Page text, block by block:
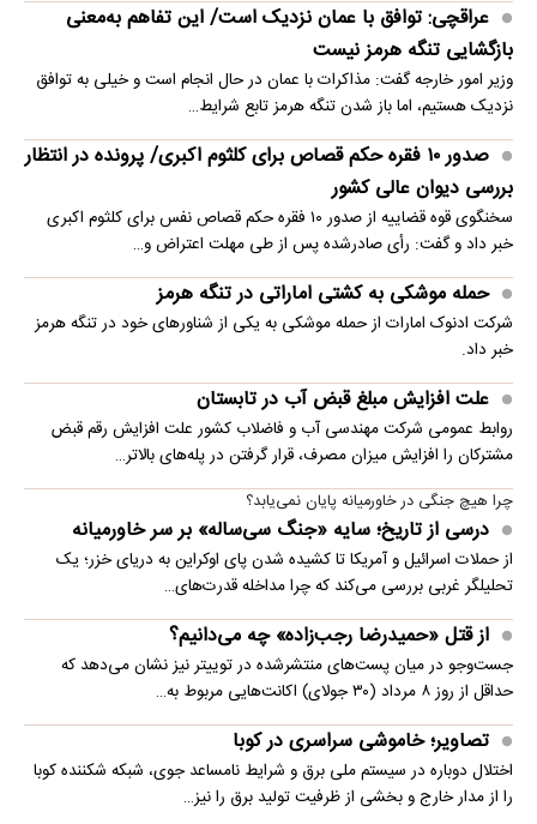
عراقچی: توافق با عمان نزدیک است/ این تفاهم به‌معنی
بازگشایی تنگه هرمز نیست
وزیر امور خارجه گفت: مذاکرات با عمان در حال انجام است و خیلی به توافق
نزدیک هستیم، اما باز شدن تنگه هرمز تابع شرایط…
صدور ۱۰ فقره حکم قصاص برای کلثوم اکبری/ پرونده در انتظار
بررسی دیوان عالی کشور
سخنگوی قوه قضاییه از صدور ۱۰ فقره حکم قصاص نفس برای کلثوم اکبری
خبر داد و گفت: رأی صادرشده پس از طی مهلت اعتراض و…
حمله موشکی به کشتی اماراتی در تنگه هرمز
شرکت ادنوک امارات از حمله موشکی به یکی از شناورهای خود در تنگه هرمز
خبر داد.
علت افزایش مبلغ قبض آب در تابستان
روابط عمومی شرکت مهندسی آب و فاضلاب کشور علت افزایش رقم قبض
مشترکان را افزایش میزان مصرف، قرار گرفتن در پله‌های بالاتر…
چرا هیچ جنگی در خاورمیانه پایان نمی‌یابد؟
درسی از تاریخ؛ سایه «جنگ سی‌ساله» بر سر خاورمیانه
از حملات اسرائیل و آمریکا تا کشیده شدن پای اوکراین به دریای خزر؛ یک
تحلیلگر غربی بررسی می‌کند که چرا مداخله قدرت‌های…
از قتل «حمیدرضا رجب‌زاده» چه می‌دانیم؟
جست‌وجو در میان پست‌های منتشرشده در توییتر نیز نشان می‌دهد که
حداقل از روز ۸ مرداد (۳۰ جولای) اکانت‌هایی مربوط به…
تصاویر؛ خاموشی سراسری در کوبا
اختلال دوباره در سیستم ملی برق و شرایط نامساعد جوی، شبکه شکننده کوبا
را از مدار خارج و بخشی از ظرفیت تولید برق را نیز…